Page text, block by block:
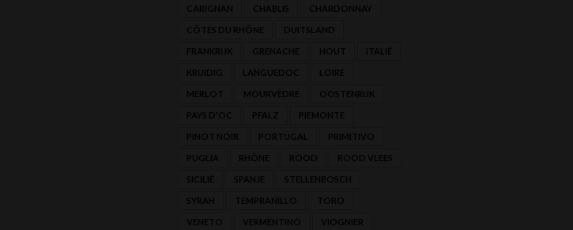
CARIGNAN CHABLIS CHARDONNAY
CÔTES DU RHÔNE DUITSLAND
FRANKRIJK GRENACHE HOUT ITALIË
KRUIDIG LANGUEDOC LOIRE
MERLOT MOURVÈDRE OOSTENRIJK
PAYS D'OC PFALZ PIEMONTE
PINOT NOIR PORTUGAL PRIMITIVO
PUGLIA RHÔNE ROOD ROOD VLEES
SICILIË SPANJE STELLENBOSCH
SYRAH TEMPRANILLO TORO
VENETO VERMENTINO VIOGNIER